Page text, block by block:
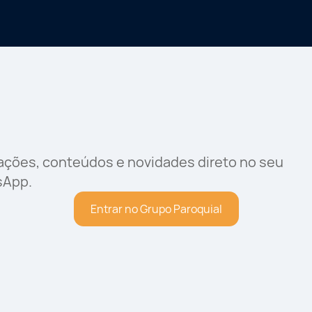
conteúdos e novidades direto no seu
Entrar no Grupo Paroquial